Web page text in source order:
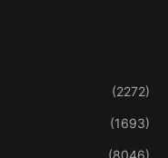
(2272)
(1693)